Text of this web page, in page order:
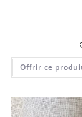
Offrir ce